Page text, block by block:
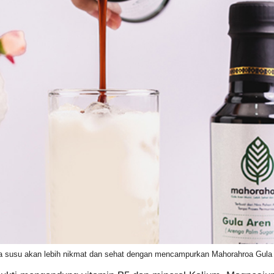
susu akan lebih nikmat dan sehat dengan mencampurkan Mahorahroa Gula